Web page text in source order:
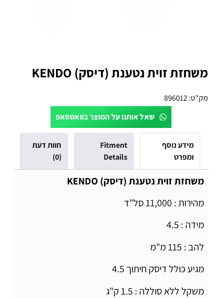
משחזת זוית נטענת (דיסק) KENDO
מק"ט:896012
שאל אותנו על המוצר בוואטסאפ
מידע נוסף
ומפרט
Fitment
Details
חוות דעת
(0)
משחזת זוית נטענת (דיסק) KENDO
מהירות : 11,000 סל"ד
מידה : 4.5
להב : 115 מ"מ
מגיע כולל דיסק חיתוך 4.5
משקל ללא סוללה : 1.5 ק"ג